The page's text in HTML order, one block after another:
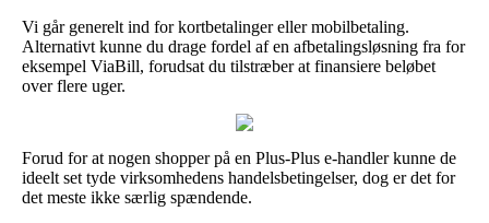
Vi går generelt ind for kortbetalinger eller mobilbetaling.
Alternativt kunne du drage fordel af en afbetalingsløsning fra for
eksempel ViaBill, forudsat du tilstræber at finansiere beløbet
over flere uger.
Forud for at nogen shopper på en Plus-Plus e-handler kunne de
ideelt set tyde virksomhedens handelsbetingelser, dog er det for
det meste ikke særlig spændende.